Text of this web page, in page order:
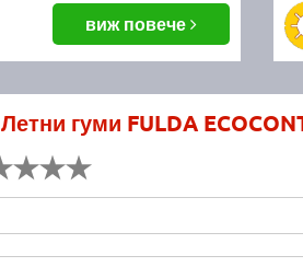
виж повече
Летни гуми FULDA